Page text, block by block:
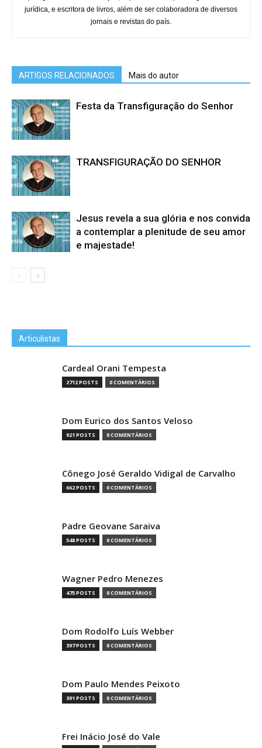
jurídica, e escritora de livros, além de ser colaboradora de diversos
jornais e revistas do país.
ARTIGOS RELACIONADOS Mais do autor
Festa da Transfiguração do Senhor
TRANSFIGURAÇÃO DO SENHOR
Jesus revela a sua glória e nos convida
a contemplar a plenitude de seu amor
e majestade!
Articulistas
Cardeal Orani Tempesta
2712 POSTS 0 COMENTÁRIOS
Dom Eurico dos Santos Veloso
921 POSTS 0 COMENTÁRIOS
Cônego José Geraldo Vidigal de Carvalho
662 POSTS 0 COMENTÁRIOS
Padre Geovane Saraiva
548 POSTS 0 COMENTÁRIOS
Wagner Pedro Menezes
475 POSTS 0 COMENTÁRIOS
Dom Rodolfo Luís Webber
397 POSTS 0 COMENTÁRIOS
Dom Paulo Mendes Peixoto
391 POSTS 0 COMENTÁRIOS
Frei Inácio José do Vale